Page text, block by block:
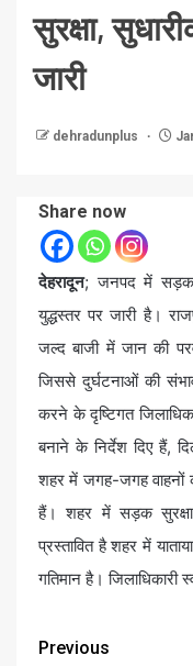
सुरक्षा,
जारी
dehradunplus
Share now
देहरादून; जनपद में सड़क
युद्धस्तर पर जारी है।
जल्द बाजी में जान की
जिससे दुर्घटनाओं की
करने के दृष्टिगत
बनाने के निर्देश दिए हैं,
शहर में जगह-जगह वाहनों
हैं। शहर में सड़क सुरक्षा
प्रस्तावित है शहर में
गतिमान है। जिलाधिकारी
Previous